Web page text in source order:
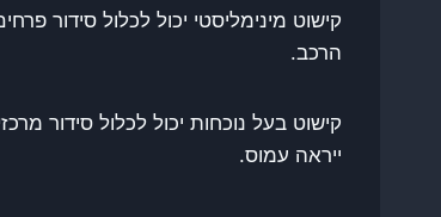
קישוט מינימליסטי יכול לכלול סידור
הרכב.
קישוט בעל נוכחות יכול לכלול סידור
ייראה עמוס.